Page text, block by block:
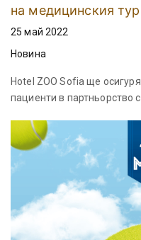
на медицинския
25 май 2022
Новина
Hotel ZOO Sofia ще
пациенти в партньорство с